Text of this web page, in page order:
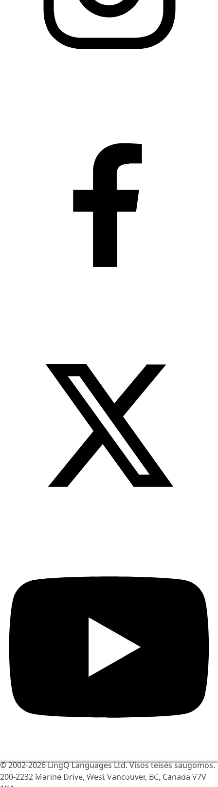
Mes naudojame slapukus, kad padėtume pagerinti
© 2002-2026LingQ Languages Ltd.Visos teisės saugomos.
200-2232 Marine Drive, West Vancouver, BC, Canada V7V